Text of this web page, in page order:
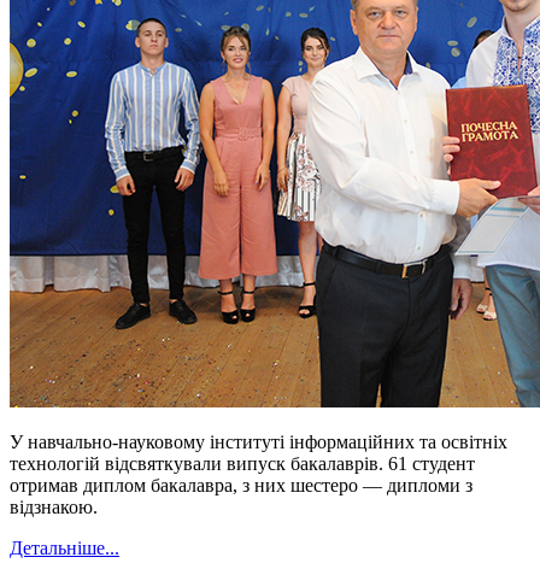
У навчально-науковому інституті інформаційних та освітніх
технологій відсвяткували випуск бакалаврів. 61 студент
отримав диплом бакалавра, з них шестеро — дипломи з
відзнакою.
Детальніше...